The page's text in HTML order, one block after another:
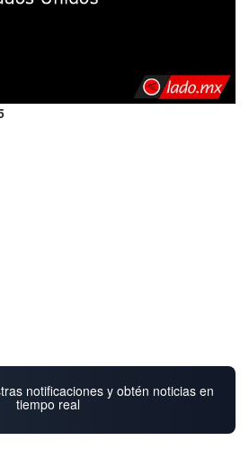
notificaciones y obtén noticias en
tiempo real